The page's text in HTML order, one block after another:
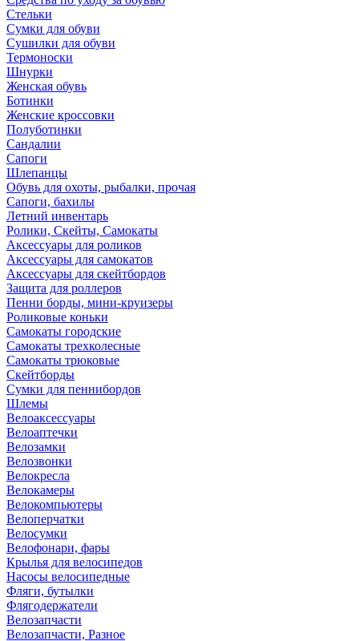
Стельки
Сумки для обуви
Сушилки для обуви
Термоноски
Шнурки
Женская обувь
Ботинки
Женские кроссовки
Полуботинки
Сандалии
Сапоги
Шлепанцы
Обувь для охоты, рыбалки, прочая
Сапоги, бахилы
Летний инвентарь
Ролики, Скейты, Самокаты
Аксессуары для роликов
Аксессуары для самокатов
Аксессуары для скейтбордов
Защита для роллеров
Пенни борды, мини-круизеры
Роликовые коньки
Самокаты городские
Самокаты трехколесные
Самокаты трюковые
Скейтборды
Сумки для пеннибордов
Шлемы
Велоаксессуары
Велоаптечки
Велозамки
Велозвонки
Велокресла
Велокамеры
Велокомпьютеры
Велоперчатки
Велосумки
Велофонари, фары
Крылья для велосипедов
Насосы велосипедные
Фляги, бутылки
Флягодержатели
Велозапчасти
Велозапчасти, Разное